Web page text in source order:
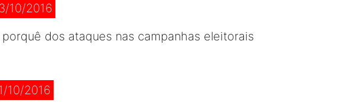
10/2016
porquê dos ataques nas campanhas eleitorais
10/2016